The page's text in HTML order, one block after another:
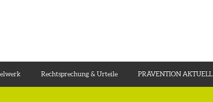
Rechtsprechung & Urteile PRÄVENTION AKTUELL